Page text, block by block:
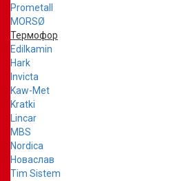
Prometall
MORSØ
Термофор
Edilkamin
Hark
Invicta
Kaw-Met
Kratki
Lincar
MBS
Nordica
Новаслав
Tim Sistem